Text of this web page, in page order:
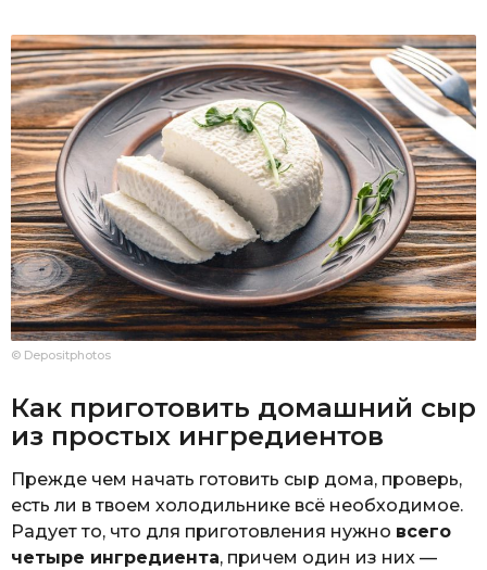
© Depositphotos
Как приготовить домашний сыр
из простых ингредиентов
Прежде чем начать готовить сыр дома, проверь,
есть ли в твоем холодильнике всё необходимое.
Радует то, что для приготовления нужно всего
четыре ингредиента, причем один из них —